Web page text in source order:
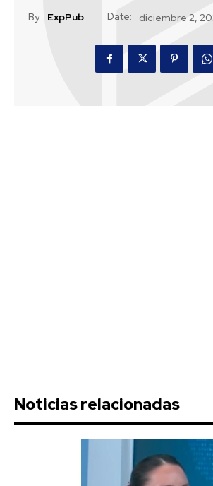
By: ExpPub Date: diciembre 2,
Noticias relacionadas